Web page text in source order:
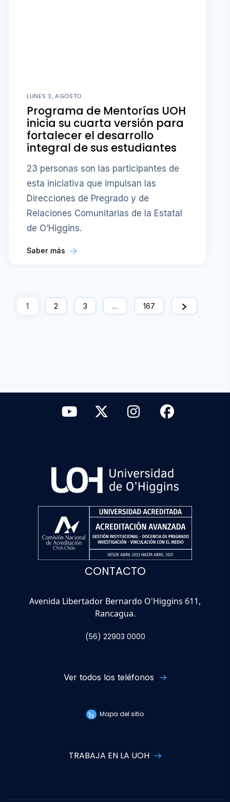
LUNES 3, AGOSTO
Programa de Mentorías UOH
inicia su cuarta versión para
fortalecer el desarrollo
integral de sus estudiantes
23 personas son las participantes de
esta iniciativa que impulsan las
Direcciones de Pregrado y de
Relaciones Comunitarias de la Estatal
de O’Higgins.
Saber más
1 2 3 … 167
CONTACTO
Avenida Libertador Bernardo O'Higgins 611,
Rancagua.
(56) 22903 0000
Ver todos los teléfonos
Mapa del sitio
TRABAJA EN LA UOH